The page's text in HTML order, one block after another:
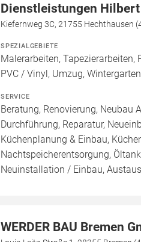
Dienstleistungen Hilbert
Kiefernweg 3C, 21755 Hechthausen
SPEZIALGEBIETE
Malerarbeiten, Tapezierarbeiten,
PVC / Vinyl, Umzug,
SERVICE
Beratung, Renovierung, Neubau
Durchführung, Reparatur,
Küchenplanung & Einbau,
Nachtspeicherentsorgung,
Neuinstallation / Einbau,
WERDER BAU Bremen